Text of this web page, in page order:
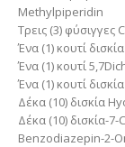
Methylpiperidin
Τρεις (3)
Ένα (1) κουτί
Ένα (1) κουτί
Ένα (1) κουτί
Δέκα (10) δισκία
Δέκα (10) δισκία-
Benzodiazepin-2-